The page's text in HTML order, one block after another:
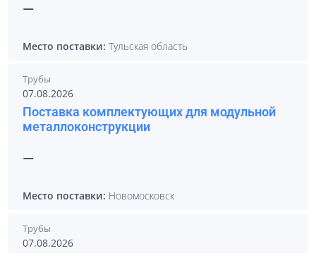
—
Место поставки: Тульская область
Трубы
07.08.2026
Поставка комплектующих для модульной
металлоконструкции
—
Место поставки: Новомосковск
Трубы
07.08.2026